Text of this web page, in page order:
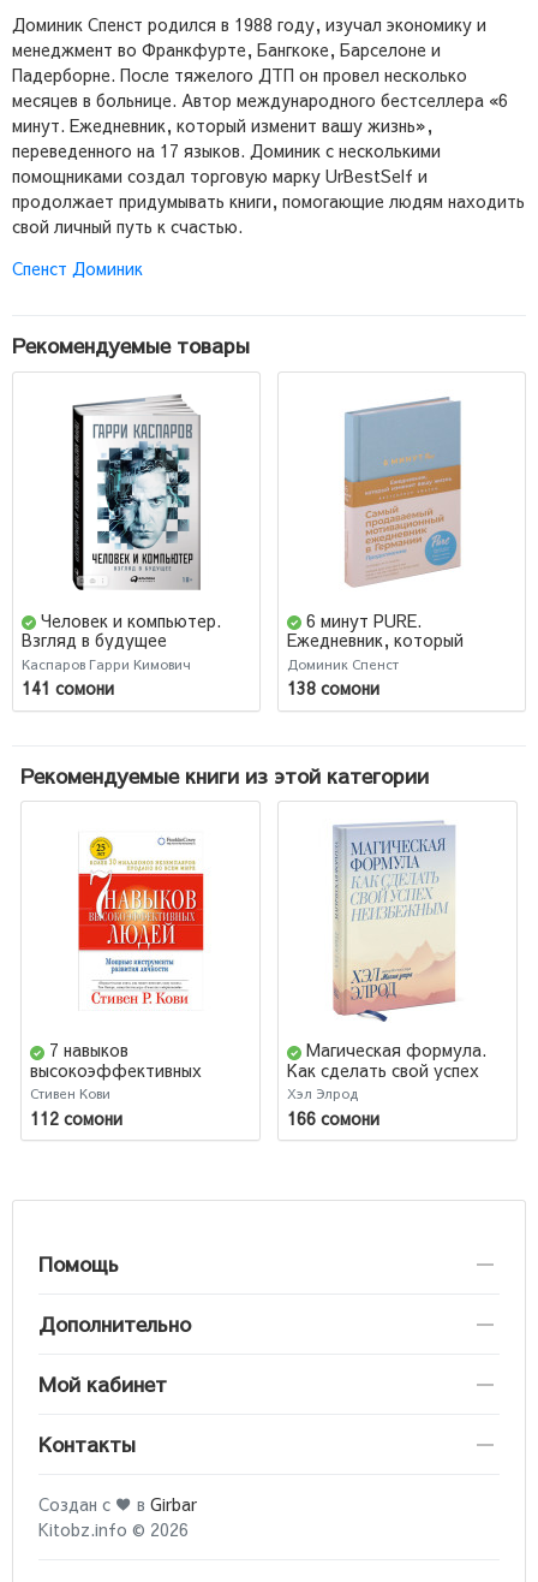
Доминик Спенст родился в 1988 году, изучал экономику и
менеджмент во Франкфурте, Бангкоке, Барселоне и
Падерборне. После тяжелого ДТП он провел несколько
месяцев в больнице. Автор международного бестселлера «6
минут. Ежедневник, который изменит вашу жизнь»,
переведенного на 17 языков. Доминик с несколькими
помощниками создал торговую марку UrBestSelf и
продолжает придумывать книги, помогающие людям находить
свой личный путь к счастью.
Спенст Доминик
Рекомендуемые товары
Человек и компьютер.
Взгляд в будущее
Каспаров Гарри Кимович
141 сомони
6 минут PURE.
Ежедневник, который
изменит вашу жизнь
(продолжение)
Доминик Спенст
138 сомони
Рекомендуемые книги из этой категории
7 навыков
высокоэффективных
людей. Мощные
инструменты развития
личности / Семь навыков
высокоэффективны. (AB)
Стивен Кови
112 сомони
Магическая формула.
Как сделать свой успех
неизбежным
Хэл Элрод
166 сомони
Помощь
Дополнительно
Мой кабинет
Контакты
Создан с ♥ в Girbar
Kitobz.info © 2026